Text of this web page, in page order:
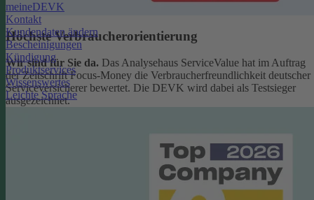
meineDEVK
Kontakt
Kundendaten ändern
Bescheinigungen
Kündigung
Produktservices
Wissenswertes
Leichte Sprache
Höchste Verbraucherorientierung
Wir sind für Sie da. Das Analysehaus ServiceValue hat im Auftrag
der Zeitschrift Focus-Money die Verbraucherfreundlichkeit deutscher
Serviceversicherer bewertet. Die DEVK wird dabei als Testsieger
ausgezeichnet.